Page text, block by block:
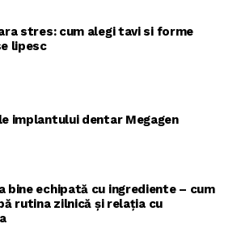
stres: cum alegi tavi si forme
lipesc
implantului dentar Megagen
bine echipată cu ingrediente – cum
rutina zilnică și relația cu